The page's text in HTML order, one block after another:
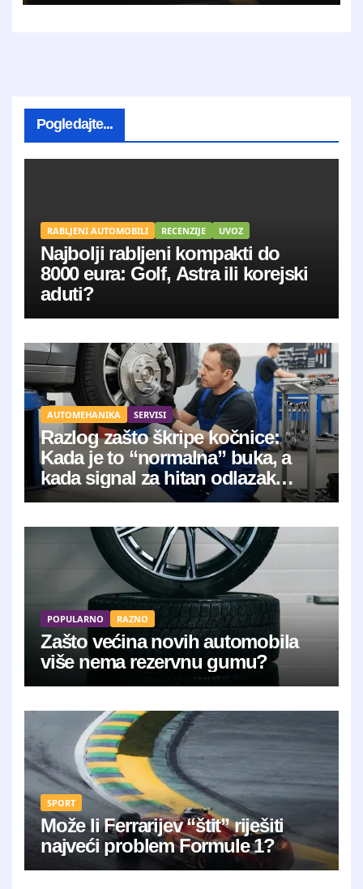
Pogledajte...
RABLJENI AUTOMOBILI RECENZIJE UVOZ
Najbolji rabljeni kompakti do
8000 eura: Golf, Astra ili korejski
aduti?
AUTOMEHANIKA SERVISI
Razlog zašto škripe kočnice:
Kada je to “normalna” buka, a
kada signal za hitan odlazak
mehaničaru?
POPULARNO RAZNO
Zašto većina novih automobila
više nema rezervnu gumu?
SPORT
Može li Ferrarijev “štit” riješiti
najveći problem Formule 1?